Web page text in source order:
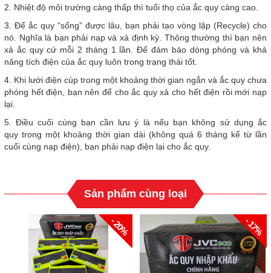
2. Nhiệt độ môi trường càng thấp thì tuổi thọ của ắc quy càng cao.
3. Để ắc quy “sống” được lâu, bạn phải tạo vòng lặp (Recycle) cho
nó. Nghĩa là bạn phải nạp và xả định kỳ. Thông thường thì bạn nên
xả ắc quy cứ mỗi 2 tháng 1 lần. Để đảm bảo dòng phóng và khả
năng tích điện của ắc quy luôn trong trạng thái tốt.
4. Khi lưới điện cúp trong một khoảng thời gian ngắn và ắc quy chưa
phóng hết điện, bạn nên để cho ắc quy xả cho hết điện rồi mới nạp
lại.
5. Điều cuối cùng bạn cần lưu ý là nếu bạn không sử dụng ắc
quy trong một khoảng thời gian dài (không quá 6 tháng kể từ lần
cuối cùng nạp điện), bạn phải nạp điện lại cho ắc quy.
Sản phẩm cùng loại
- 20% - 17%